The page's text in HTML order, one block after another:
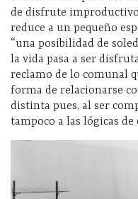
de disfrute
reduce a un pequeño
“una posibilidad de
la vida pasa a ser
reclamo de lo comunal
forma de relacionarse
distinta pues, al ser
tampoco a las lógicas